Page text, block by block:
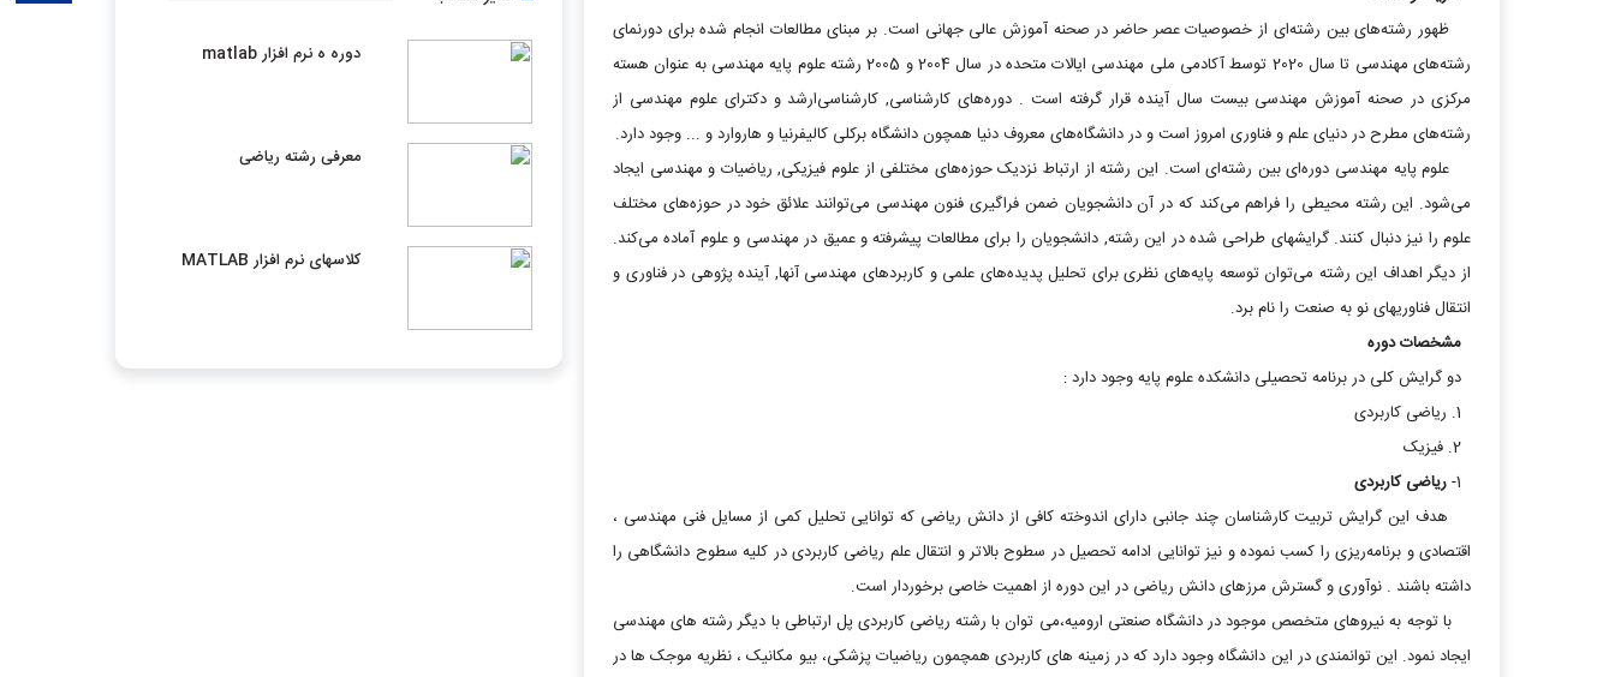
ظهور رشته‌های بین رشته‌ای از خصوصیات عصر حاضر در صحنه آموزش عالی جهانی است. بر مبنای مطالعات انجام شده برای دورنمای
رشته‌های مهندسی تا سال 2020 توسط آکادمی ملی مهندسی ایالات متحده در سال 2004 و 2005 رشته علوم پایه مهندسی به عنوان هسته
مرکزی در صحنه آموزش مهندسی بیست سال آینده قرار گرفته است . دوره‌های کارشناسی, کارشناسی‌ارشد و دکترای علوم مهندسی از
رشته‌های مطرح در دنیای علم و فناوری امروز است و در دانشگاه‌های معروف دنیا همچون دانشگاه برکلی کالیفرنیا و هاروارد و ... وجود دارد.
علوم پایه مهندسی دوره‌ای بین رشته‌ای است. این رشته از ارتباط نزدیک حوزه‌های مختلفی از علوم فیزیکی, ریاضیات و مهندسی ایجاد
می‌شود. این رشته محیطی را فراهم می‌کند که در آن دانشجویان ضمن فراگیری فنون مهندسی می‌توانند علائق خود در حوزه‌های مختلف
علوم را نیز دنبال کنند. گرایشهای طراحی شده در این رشته, دانشجویان را برای مطالعات پیشرفته و عمیق در مهندسی و علوم آماده می‌کند.
از دیگر اهداف این رشته می‌توان توسعه پایه‌های نظری برای تحلیل پدیده‌های علمی و کاربردهای مهندسی آنها, آینده پژوهی در فناوری و
انتقال فناوریهای نو به صنعت را نام برد.
مشخصات دوره
دو گرایش کلی در برنامه تحصیلی دانشکده علوم پایه وجود دارد :
ریاضی کاربردی
هدف این گرایش تربیت کارشناسان چند جانبی دارای اندوخته کافی از دانش ریاضی که توانایی تحلیل کمی از مسایل فنی مهندسی ،
اقتصادی و برنامه‌ریزی را کسب نموده و نیز توانایی ادامه تحصیل در سطوح بالاتر و انتقال علم ریاضی کاربردی در کلیه سطوح دانشگاهی را
داشته باشند . نوآوری و گسترش مرزهای دانش ریاضی در این دوره از اهمیت خاصی برخوردار است.
با توجه به نیروهای متخصص موجود در دانشگاه صنعتی ارومیه،می توان با رشته ریاضی کاربردی پل ارتباطی با دیگر رشته های مهندسی
ایجاد نمود. این توانمندی در این دانشگاه وجود دارد که در زمینه های کاربردی همچمون ریاضیات پزشکی، بیو مکانیک ، نظریه موجک ها در
دوره ه نرم افزار matlab
معرفی رشته ریاضی
کلاسهای نرم افزار MATLAB